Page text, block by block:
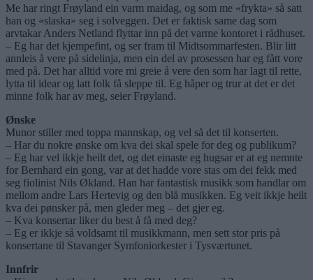
Me har ringt Frøyland ein varm maidag, og som me «frykta» så satt
han og «slaska» seg i solveggen. Det er faktisk same dag som
arvtakar Anders Netland flyttar inn på det varme kontoret i rådhuset.
– Eg har det kjempefint, og ser fram til Midtsommarfesten. Blir litt
annleis å vere på sidelinja, men ein del av prosessen har eg fått vore
med på. Det har alltid vore mi greie å vere den som har lagt til rette,
lytta til idear og latt folk få sleppe til. Eg håper og trur at det er det
minne folk har av meg, seier Frøyland.
Ønske
Munor stiller med toppa mannskap, og vel så det til konserten.
– Har du nokre ønske om kva dei skal spele for deg og publikum?
– Eg har vel ikkje heilt det, og det einaste eg hugsar er at eg nemnte
for Bernhard ein gong, var at det hadde vore stas om dei fekk med
seg fiolinist Nils Økland. Han har fantastisk musikk som handlar om
mellom andre Lars Hertevig og den blå musikken. Eg veit ikkje heilt
kva dei pønsker på, men gleder meg – det gjer eg.
– Kva konsertar liker du best å få med deg?
– Eg er ikkje så voldsamt til musikkmann, men sett stor pris på
konsertane til Stavanger Symfoniorkester i Tysværtunet.
Innfrir